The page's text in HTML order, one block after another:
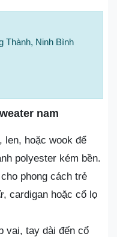
Thành, Ninh Bình
nam
len, hoặc wook để
polyester kém bền.
phong cách trẻ
cardigan hoặc cổ lọ
vai, tay dài đến cổ